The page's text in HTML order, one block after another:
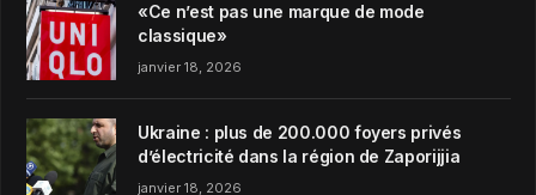
«Ce n’est pas une marque de mode
classique»
janvier 18, 2026
Ukraine : plus de 200.000 foyers privés
d’électricité dans la région de Zaporijjia
janvier 18, 2026